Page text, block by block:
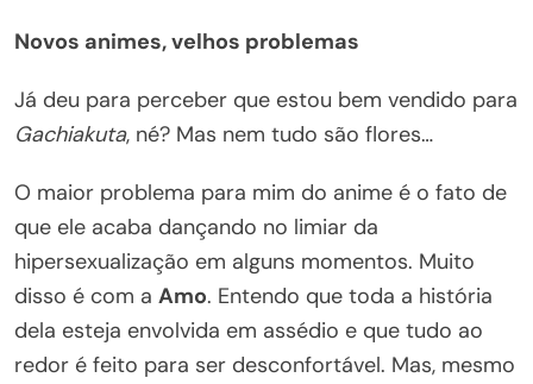
Novos animes, velhos problemas
Já deu para perceber que estou bem vendido para
Gachiakuta, né? Mas nem tudo são flores…
O maior problema para mim do anime é o fato de
que ele acaba dançando no limiar da
hipersexualização em alguns momentos. Muito
disso é com a Amo. Entendo que toda a história
dela esteja envolvida em assédio e que tudo ao
redor é feito para ser desconfortável. Mas, mesmo